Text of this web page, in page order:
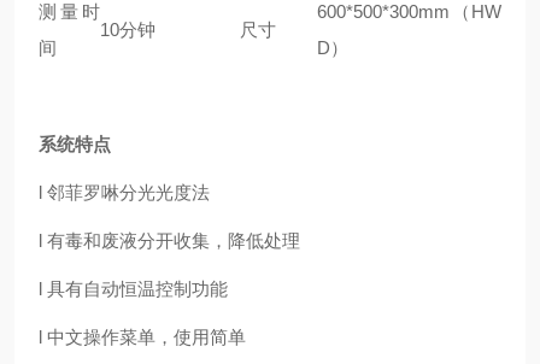
测量时
间
10分钟 尺寸
600*500*300mm（HW
D）
系统特点
l 邻菲罗啉分光光度法
l 有毒和废液分开收集，降低处理
l 具有自动恒温控制功能
l 中文操作菜单，使用简单